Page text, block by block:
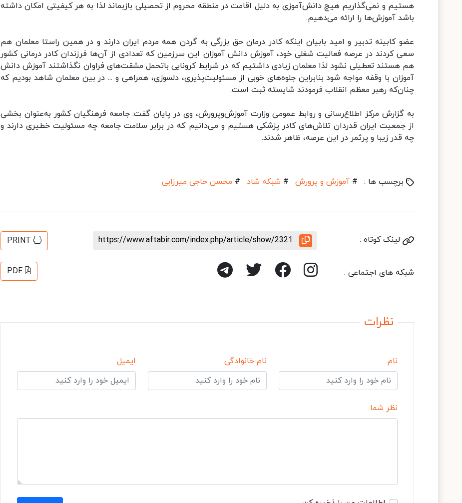
هستیم و نمی‌گذاریم هیچ دانش‌آموزی به دلیل اقامت در منطقه محروم از تحصیلی بازبماند لذا به هر کیفیتی امکان داشته
باشد آموزش‌ها را ارائه می‌دهیم.
عضو کابینه تدبیر و امید بابیان اینکه کادر درمان حق بزرگی به گردن همه مردم ایران دارند و در همین راستا معلمان هم
سعی کردند در عرصه فعالیت شغلی خود، آموزش دانش آموزان این سرزمین که تعدادی از آن‌ها فرزندان کادر درمانی کشور
هم هستند تعطیلی نشود لذا معلمان زیادی داشتیم که در شرایط کرونایی باتحمل مشقت‌های فراوان نگذاشتند آموزش دانش
آموزان با وقفه مواجه شود بنابراین جلوه‌های خوبی از مسئولیت‌پذیری، دلسوزی، همراهی و ... در بین معلمان شاهد بودیم که
چنان‌که رهبر معظم انقلاب فرمودند شایسته ثبت است.
به گزارش مرکز اطلاع‌رسانی و روابط عمومی وزارت آموزش‌وپرورش، وی در پایان گفت: جامعه فرهنگیان کشور به‌عنوان بخشی
از جمعیت ایران قدردان تلاش‌های کادر پزشکی هستیم و می‌دانیم که در برابر سلامت جامعه چه مسئولیت خطیری دارند و
چه قدر زیبا و پرثمر در این عرصه، ظاهر شدند.
برچسب ها : # آموزش و پرورش # شبکه شاد # محسن حاجی میرزایی
لینک کوتاه : https://www.aftabir.com/index.php/article/show/2321
PRINT
شبکه های اجتماعی : PDF
نظرات
نام نام خانوادگی ایمیل
نظر شما